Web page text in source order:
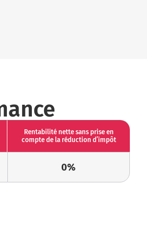
Rentabilité nette sans prise en
compte de la réduction d’impôt
0%